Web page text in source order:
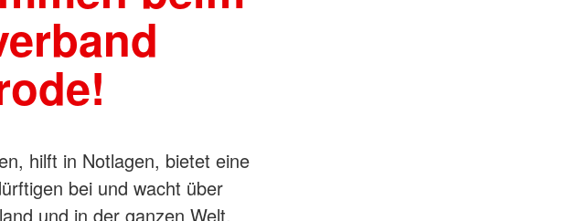
hilft in Notlagen, bietet eine
bei und wacht über
und in der ganzen Welt.